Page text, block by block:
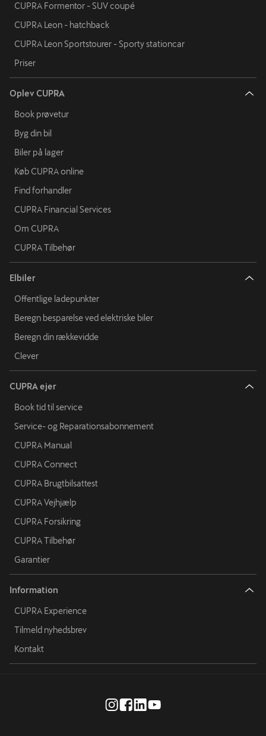
CUPRA Formentor - SUV coupé
CUPRA Leon - hatchback
CUPRA Leon Sportstourer - Sporty stationcar
Priser
Oplev CUPRA
Book prøvetur
Byg din bil
Biler på lager
Køb CUPRA online
Find forhandler
CUPRA Financial Services
Om CUPRA
CUPRA Tilbehør
Elbiler
Offentlige ladepunkter
Beregn besparelse ved elektriske biler
Beregn din rækkevidde
Clever
CUPRA ejer
Book tid til service
Service- og Reparationsabonnement
CUPRA Manual
CUPRA Connect
CUPRA Brugtbilsattest
CUPRA Vejhjælp
CUPRA Forsikring
CUPRA Tilbehør
Garantier
Information
CUPRA Experience
Tilmeld nyhedsbrev
Kontakt